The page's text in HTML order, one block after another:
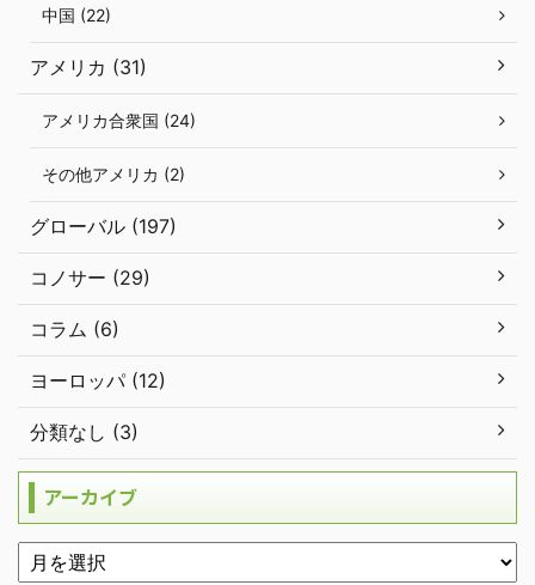
中国 (22)
アメリカ (31)
アメリカ合衆国 (24)
その他アメリカ (2)
グローバル (197)
コノサー (29)
コラム (6)
ヨーロッパ (12)
分類なし (3)
アーカイブ